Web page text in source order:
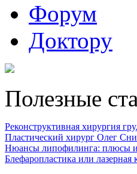
Форум
Доктору
Полезные
Реконструктивная хирургия
Пластический хирург Олег
Нюансы липофилинга: плюсы и
Блефаропластика или лазерная